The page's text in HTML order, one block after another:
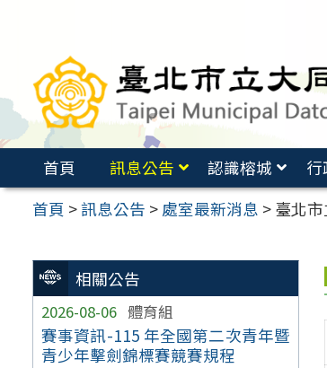
要
容
首頁 訊息公告 認識榕城 行
首頁 >訊息公告 > 處室最新消息 > 臺北
相關公告
2026-08-06 體育組
賽事資訊-115 年全國第二次青年暨
青少年擊劍錦標賽競賽規程